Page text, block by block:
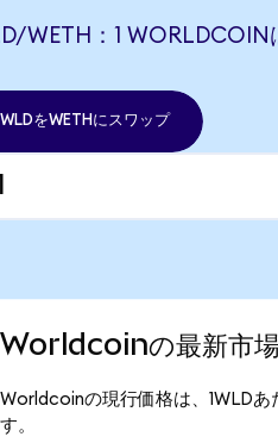
WETH：1
WLDをWETHにスワップ
Worldcoinの最新市
Worldcoinの現行価格は、1WLD
す。